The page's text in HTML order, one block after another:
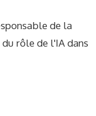
de la
rôle de l'IA dans